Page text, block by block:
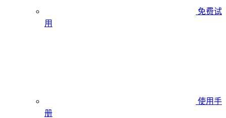
免费试
用
使用手
册